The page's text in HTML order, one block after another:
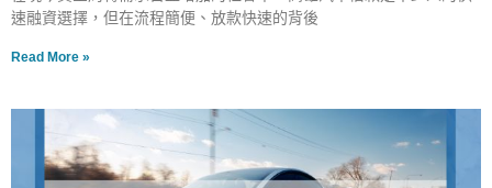
速融資選擇，但在流程簡便、放款快速的背後
Read More »